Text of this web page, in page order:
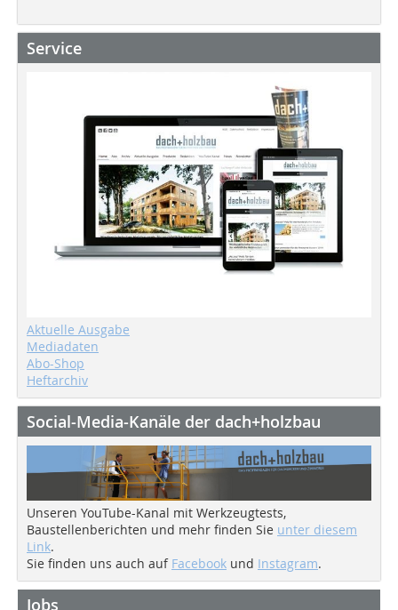
Service
Aktuelle Ausgabe
Mediadaten
Abo-Shop
Heftarchiv
Social-Media-Kanäle der dach+holzbau
Unseren YouTube-Kanal mit Werkzeugtests,
Baustellenberichten und mehr finden Sie unter diesem
Link.
Sie finden uns auch auf Facebook und Instagram.
Jobs